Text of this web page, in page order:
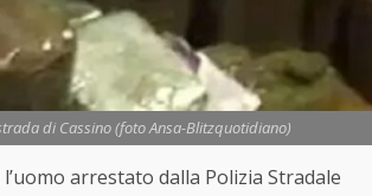
di Cassino (foto Ansa-Blitzquotidiano)
arrestato dalla Polizia Stradale